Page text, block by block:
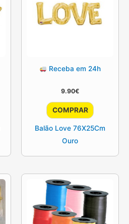
Receba em 24h
9.90€
COMPRAR
Balão Love 76X25Cm
Ouro